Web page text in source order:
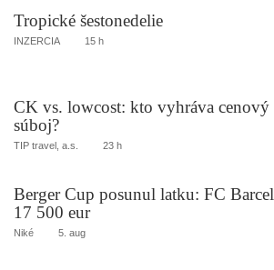
Tropické šestonedelie
INZERCIA 15 h
CK vs. lowcost: kto vyhráva cenový
súboj?
TIP travel, a.s. 23 h
Berger Cup posunul latku: FC
17 500 eur
Niké 5. aug